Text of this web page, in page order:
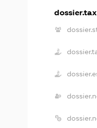
dossier.tax